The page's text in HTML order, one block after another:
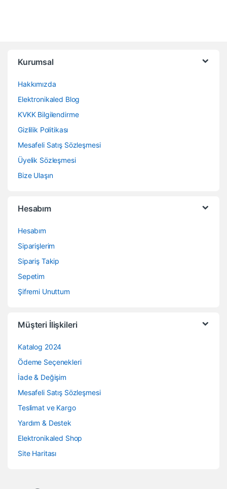
Kurumsal
Hakkımızda
Elektronikaled Blog
KVKK Bilgilendirme
Gizlilik Politikası
Mesafeli Satış Sözleşmesi
Üyelik Sözleşmesi
Bize Ulaşın
Hesabım
Hesabım
Siparişlerim
Sipariş Takip
Sepetim
Şifremi Unuttum
Müşteri İlişkileri
Katalog 2024
Ödeme Seçenekleri
İade & Değişim
Mesafeli Satış Sözleşmesi
Teslimat ve Kargo
Yardım & Destek
Elektronikaled Shop
Site Haritası